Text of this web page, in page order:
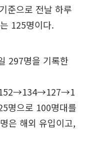
준으로 전날 하루
125명이다.
297명을 기록한
으로 100명대를
은 해외 유입이고,